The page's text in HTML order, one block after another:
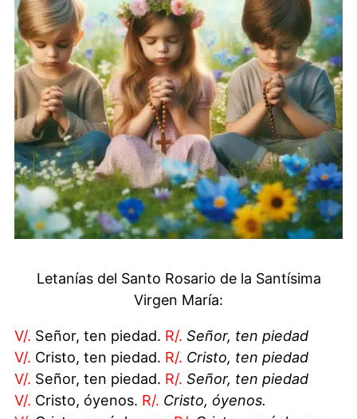
Letanías del Santo Rosario de la Santísima
Virgen María:
V/. Señor, ten piedad. R/. Señor, ten piedad
V/. Cristo, ten piedad. R/. Cristo, ten piedad
V/. Señor, ten piedad. R/. Señor, ten piedad
V/. Cristo, óyenos. R/. Cristo, óyenos.